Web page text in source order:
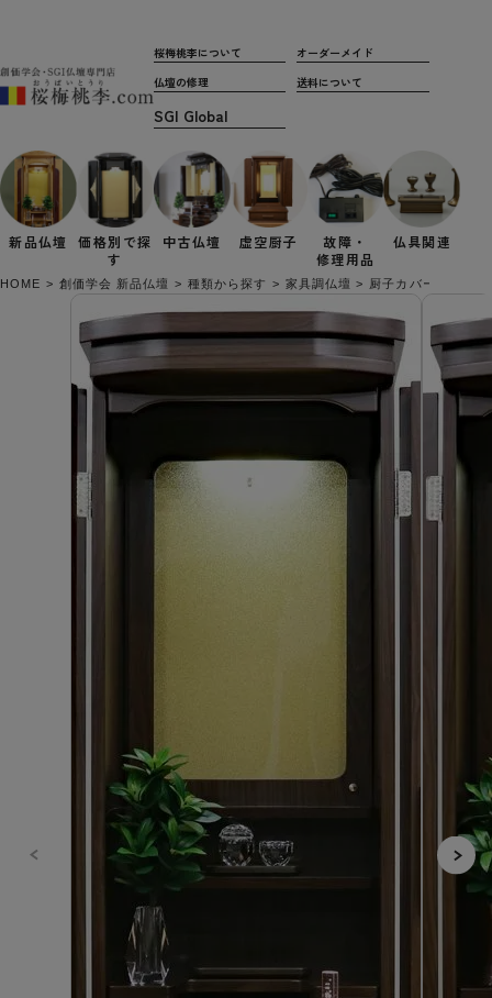
桜梅桃李について
オーダーメイド
仏壇の修理
送料について
新品仏壇 価格別で探
す
中古仏壇 虚空厨子
故障・
修理用品
仏具関連
HOME 創価学会 新品仏壇 種類から探す 家具調仏壇 厨子カバー付き